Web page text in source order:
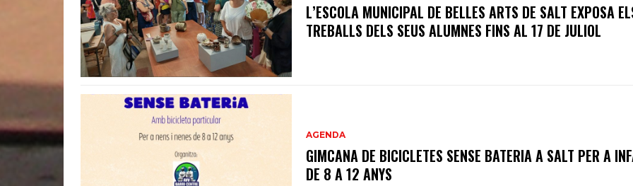
L’ESCOLA MUNICIPAL DE BELLES ARTS DE SALT EXPOSA
TREBALLS DELS SEUS ALUMNES FINS AL 17 DE JULIOL
AGENDA
GIMCANA DE BICICLETES SENSE BATERIA A SALT PER A
DE 8 A 12 ANYS